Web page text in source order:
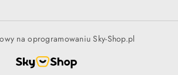
na oprogramowaniu Sky-Shop.pl